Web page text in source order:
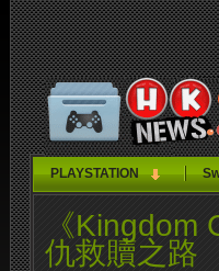
PLAYSTATION
《
仇救贖之路